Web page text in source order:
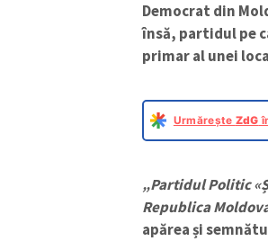
Democrat din
însă, partidul pe
primar al unei
Urmărește ZdG
„Partidul Politic«
Republica
apărea și